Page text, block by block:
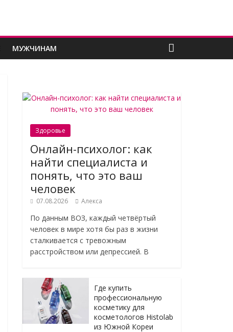
МУЖЧИНАМ
Здоровье
Онлайн-психолог: как
найти специалиста и
понять, что это ваш
человек
07.08.2026 Алекса
По данным ВОЗ, каждый четвёртый
человек в мире хотя бы раз в жизни
сталкивается с тревожным
расстройством или депрессией. В
Где купить
профессиональную
косметику для
косметологов Histolab
из Южной Кореи